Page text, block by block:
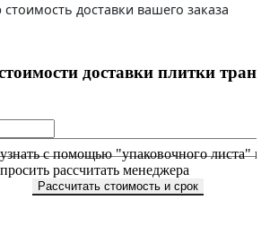
доставки вашего заказа